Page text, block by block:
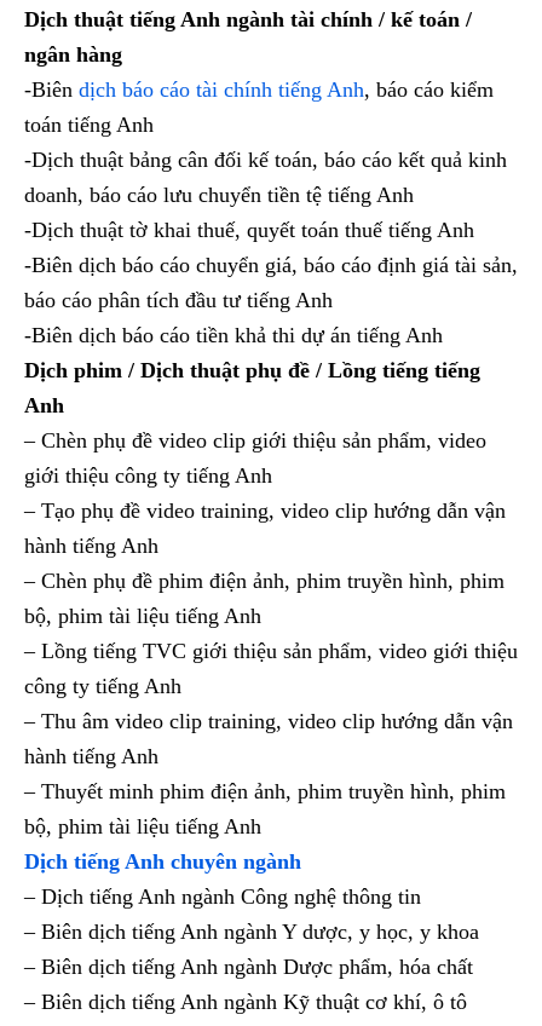
Dịch thuật tiếng Anh ngành tài chính / kế toán /
ngân hàng
-Biên dịch báo cáo tài chính tiếng Anh, báo cáo kiểm
toán tiếng Anh
-Dịch thuật bảng cân đối kế toán, báo cáo kết quả kinh
doanh, báo cáo lưu chuyển tiền tệ tiếng Anh
-Dịch thuật tờ khai thuế, quyết toán thuế tiếng Anh
-Biên dịch báo cáo chuyển giá, báo cáo định giá tài sản,
báo cáo phân tích đầu tư tiếng Anh
-Biên dịch báo cáo tiền khả thi dự án tiếng Anh
Dịch phim / Dịch thuật phụ đề / Lồng tiếng tiếng
Anh
– Chèn phụ đề video clip giới thiệu sản phẩm, video
giới thiệu công ty tiếng Anh
– Tạo phụ đề video training, video clip hướng dẫn vận
hành tiếng Anh
– Chèn phụ đề phim điện ảnh, phim truyền hình, phim
bộ, phim tài liệu tiếng Anh
– Lồng tiếng TVC giới thiệu sản phẩm, video giới thiệu
công ty tiếng Anh
– Thu âm video clip training, video clip hướng dẫn vận
hành tiếng Anh
– Thuyết minh phim điện ảnh, phim truyền hình, phim
bộ, phim tài liệu tiếng Anh
Dịch tiếng Anh chuyên ngành
– Dịch tiếng Anh ngành Công nghệ thông tin
– Biên dịch tiếng Anh ngành Y dược, y học, y khoa
– Biên dịch tiếng Anh ngành Dược phẩm, hóa chất
– Biên dịch tiếng Anh ngành Kỹ thuật cơ khí, ô tô